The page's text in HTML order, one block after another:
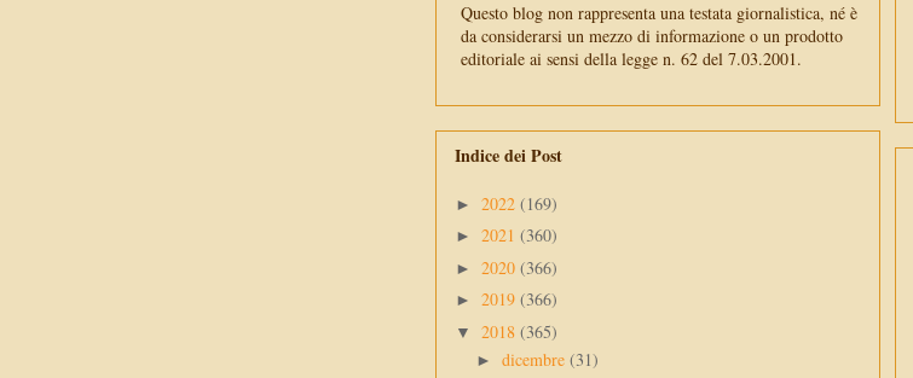
Questo blog non rappresenta una testata giornalistica, né è
da considerarsi un mezzo di informazione o un prodotto
editoriale ai sensi della legge n. 62 del 7.03.2001.
Indice dei Post
► 2022 (169)
► 2021 (360)
► 2020 (366)
► 2019 (366)
▼ 2018 (365)
► dicembre (31)